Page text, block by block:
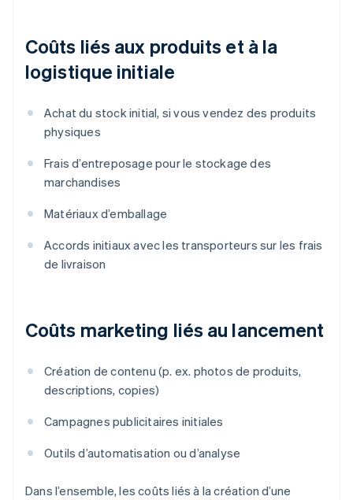
Coûts liés aux produits et à la
logistique initiale
Achat du stock initial, si vous vendez des produits
physiques
Frais d’entreposage pour le stockage des
marchandises
Matériaux d’emballage
Accords initiaux avec les transporteurs sur les frais
de livraison
Coûts marketing liés au lancement
Création de contenu (p. ex. photos de produits,
descriptions, copies)
Campagnes publicitaires initiales
Outils d’automatisation ou d’analyse
Dans l’ensemble, les coûts liés à la création d’une